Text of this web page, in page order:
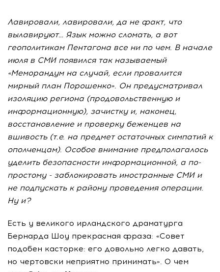
Лавировали, лавировали, да не факт, что
вылавируют… Язык можно сломать, а вот
геополитикам Пентагона все ни по чем. В начале
июля в СМИ появился так называемый
«Меморандум на случай, если провалится
мирный план Порошенко». Он предусматривал
изоляцию региона (продовольственную и
информационную), зачистку и, наконец,
восстановление и проверку беженцев на
вшивость (т.е. на предмет остаточных симпатий к
ополченцам). Особое внимание предполагалось
уделить безопасности информационной, а по-
простому - заблокировать иностранные СМИ и
не подпускать к району проведения операции.
Ну и?
Есть у великого ирландского драматурга
Бернарда Шоу прекрасная фраза: «Совет
подобен касторке: его довольно легко давать,
но чертовски неприятно принимать». О чем